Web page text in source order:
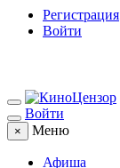
Регистрация
Войти
Войти
× Меню
Афиша